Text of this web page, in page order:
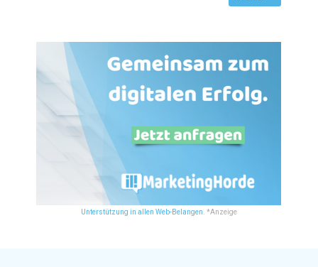
Unterstützung in allen Web-Belangen. *Anzeige